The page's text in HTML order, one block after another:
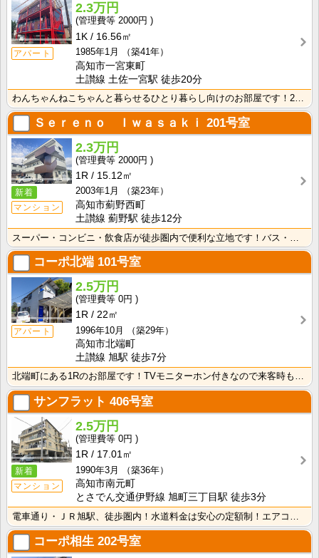
アパート
2.3万円
2000円
1K
16.56㎡
1985年1月
（築41年）
高知市一宮東町
土讃線 土佐一宮駅 徒歩20分
Ｓｅｒｅｎｏ Ｉｗａｓａｋｉ 201号室
新着
マンション
2.3万円
2000円
1R
15.12㎡
2003年1月
（築23年）
高知市薊野西町
土讃線 薊野駅 徒歩12分
コーポ北端 101号室
アパート
2.5万円
0円
1R
22㎡
1996年10月
（築29年）
高知市北端町
土讃線 旭駅 徒歩7分
北端町にある1Rのお部屋です！TVモニターホン付きなので来客時も安心！室内に洗濯機を置けるので家電を･･･
サンフラット 406号室
新着
マンション
2.5万円
0円
1R
17.01㎡
1990年3月
（築36年）
高知市南元町
とさでん交通伊野線 旭町三丁目駅 徒歩3分
コーポ相生 202号室